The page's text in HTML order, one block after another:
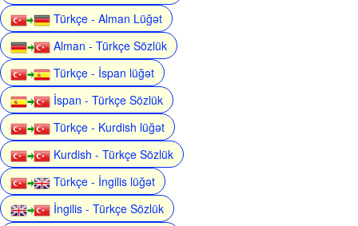
Türkçe - Alman Lüğət
Alman - Türkçe Sözlük
Türkçe - İspan lüğət
İspan - Türkçe Sözlük
Türkçe - Kurdish lüğət
Kurdish - Türkçe Sözlük
Türkçe - İngilis lüğət
İngilis - Türkçe Sözlük